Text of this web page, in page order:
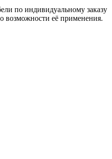
по индивидуальному заказу
возможности её применения.